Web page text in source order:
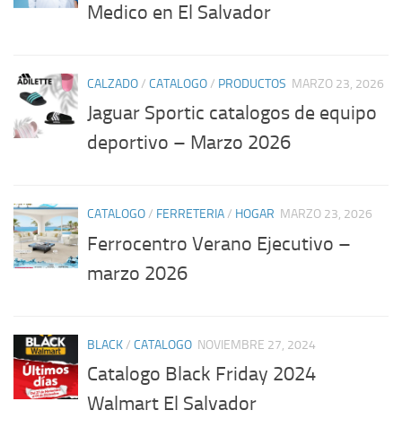
Medico en El Salvador
CALZADO/ CATALOGO/ PRODUCTOS MARZO 23, 2026
Jaguar Sportic catalogos de equipo
deportivo – Marzo 2026
CATALOGO/ FERRETERIA/ HOGAR MARZO 23, 2026
Ferrocentro Verano Ejecutivo –
marzo 2026
BLACK/ CATALOGO NOVIEMBRE 27, 2024
Catalogo Black Friday 2024
Walmart El Salvador